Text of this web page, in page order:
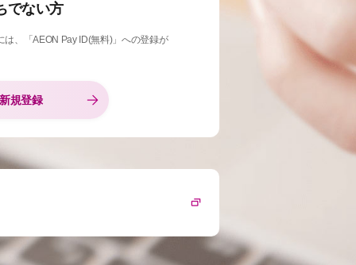
でない方
、「AEON Pay ID(無料)」への登録が
規登録